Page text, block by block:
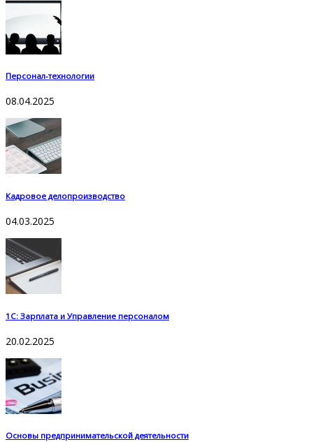
Персонал-технологии
08.04.2025
Кадровое делопроизводство
04.03.2025
1С: Зарплата и Управление персоналом
20.02.2025
Основы предпринимательской деятельности